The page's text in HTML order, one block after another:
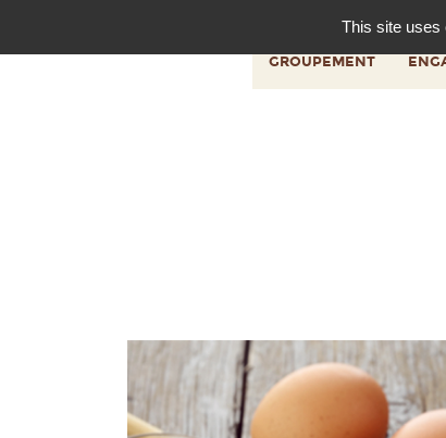
GROUPEMENT
This site uses